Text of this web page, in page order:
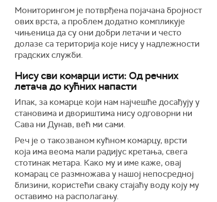
Мониторингом је потврђена појачана бројност
ових врста, а проблем додатно компликује
чињеница да су они добри летачи и често
долазе са територија које нису у надлежности
градских служби.
Нису сви комарци исти: Од речних
летача до кућних напасти
Ипак, за комарце који нам најчешће досађују у
становима и двориштима нису одговорни ни
Сава ни Дунав, већ ми сами.
Реч је о такозваном кућном комарцу, врсти
која има веома мали радијус кретања, свега
стотинак метара. Како му и име каже, овај
комарац се размножава у нашој непосредној
близини, користећи сваку стајаћу воду коју му
оставимо на располагању.